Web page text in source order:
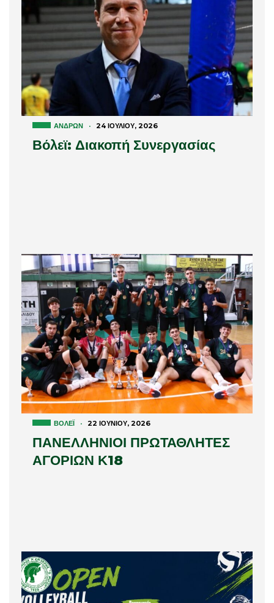
ΑΝΔΡΏΝ · 24 ΙΟΥΛΊΟΥ, 2026
Βόλεϊ: Διακοπή Συνεργασίας
ΒΌΛΕΪ · 22 ΙΟΥΝΊΟΥ, 2026
ΠΑΝΕΛΛΗΝΙΟΙ ΠΡΩΤΑΘΛΗΤΕΣ
ΑΓΟΡΙΩΝ Κ18